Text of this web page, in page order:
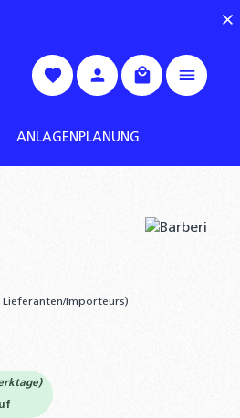
Warenkorb
ANLAGENPLANUNG
Lieferanten/Importeurs)